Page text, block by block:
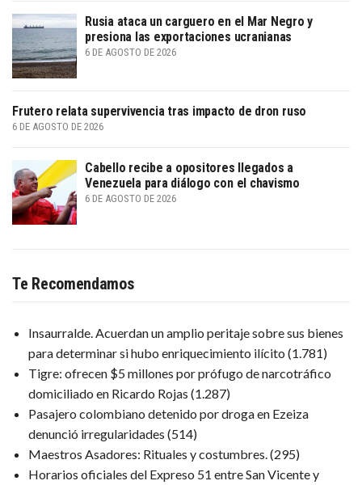
Rusia ataca un carguero en el Mar Negro y
presiona las exportaciones ucranianas
6 DE AGOSTO DE 2026
Frutero relata supervivencia tras impacto de dron ruso
6 DE AGOSTO DE 2026
Cabello recibe a opositores llegados a
Venezuela para diálogo con el chavismo
6 DE AGOSTO DE 2026
Te Recomendamos
Insaurralde. Acuerdan un amplio peritaje sobre sus bienes
para determinar si hubo enriquecimiento ilícito (1.781)
Tigre: ofrecen $5 millones por prófugo de narcotráfico
domiciliado en Ricardo Rojas (1.287)
Pasajero colombiano detenido por droga en Ezeiza
denunció irregularidades (514)
Maestros Asadores: Rituales y costumbres.(295)
Horarios oficiales del Expreso 51 entre San Vicente y